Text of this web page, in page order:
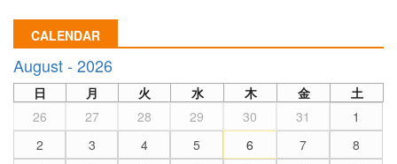
CALENDAR
August - 2026
日 月 火 水 木 金
土
26
27 28 29 30 31
1
2
3 4 5 6 7
8